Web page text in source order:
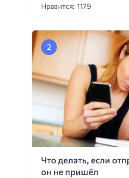
Нравится: 1179
Что делать, если
он не пришёл